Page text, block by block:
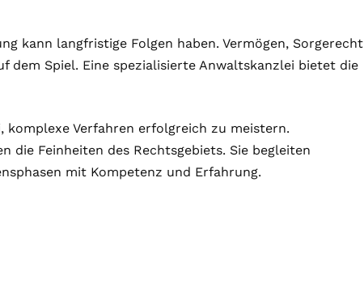
kann langfristige Folgen haben. Vermögen, Sorgerecht
dem Spiel. Eine spezialisierte Anwaltskanzlei bietet die
komplexe Verfahren erfolgreich zu meistern.
die Feinheiten des Rechtsgebiets. Sie begleiten
mit Kompetenz und Erfahrung.